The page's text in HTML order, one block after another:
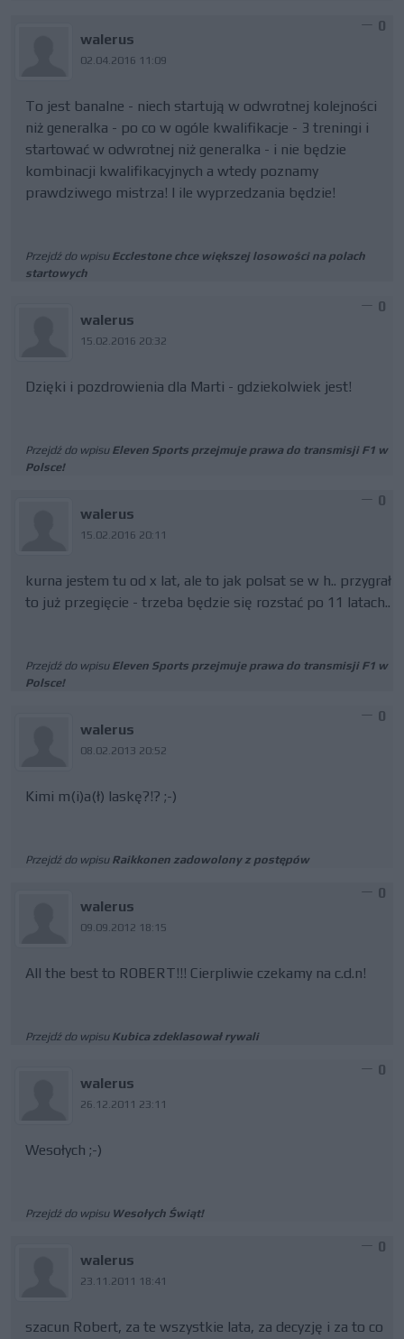
walerus
02.04.2016 11:09
0
To jest banalne - niech startują w odwrotnej kolejności
niż generalka - po co w ogóle kwalifikacje - 3 treningi i
startować w odwrotnej niż generalka - i nie będzie
kombinacji kwalifikacyjnych a wtedy poznamy
prawdziwego mistrza! I ile wyprzedzania będzie!
Przejdź do wpisu Ecclestone chce większej losowości na polach
startowych
walerus
15.02.2016 20:32
0
Dzięki i pozdrowienia dla Marti - gdziekolwiek jest!
Przejdź do wpisu Eleven Sports przejmuje prawa do transmisji F1 w
Polsce!
walerus
15.02.2016 20:11
0
kurna jestem tu od x lat, ale to jak polsat se w h.. przygrał
to już przegięcie - trzeba będzie się rozstać po 11 latach..
Przejdź do wpisu Eleven Sports przejmuje prawa do transmisji F1 w
Polsce!
walerus
08.02.2013 20:52
0
Kimi m(i)a(ł) laskę?!? ;-)
Przejdź do wpisu Raikkonen zadowolony z postępów
walerus
09.09.2012 18:15
0
All the best to ROBERT!!! Cierpliwie czekamy na c.d.n!
Przejdź do wpisu Kubica zdeklasował rywali
walerus
26.12.2011 23:11
0
Wesołych ;-)
Przejdź do wpisu Wesołych Świąt!
walerus
23.11.2011 18:41
0
szacun Robert, za te wszystkie lata, za decyzję i za to co